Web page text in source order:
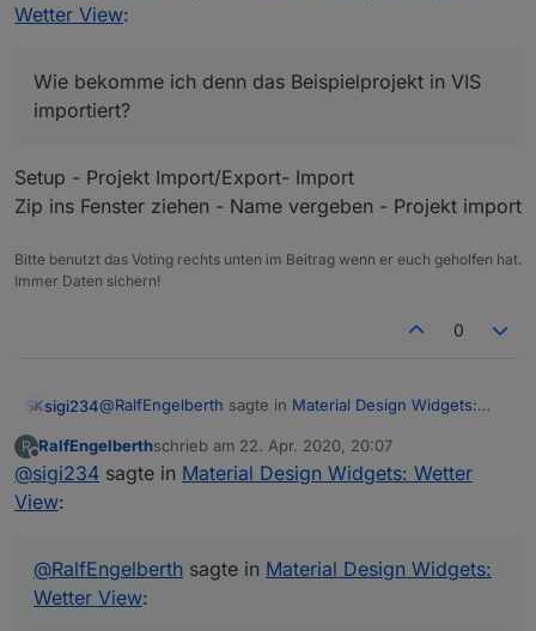
Wetter View:
Wie bekomme ich denn das Beispielprojekt in VIS
importiert?
Setup - Projekt Import/Export- Import
Zip ins Fenster ziehen - Name vergeben - Projekt import
Bitte benutzt das Voting rechts unten im Beitrag wenn er euch geholfen hat.
Immer Daten sichern!
0
sigi234@RalfEngelberth sagte in Material Design Widgets:
Wie bekomme ich denn das Beispielprojekt in VIS
import
R
Offline
RalfEngelberthschrieb am 22. Apr. 2020, 20:07
zuletzt editiert von
@sigi234 sagte in Material Design Widgets: Wetter
View:
@RalfEngelberth sagte in Material Design Widgets:
Wetter View: